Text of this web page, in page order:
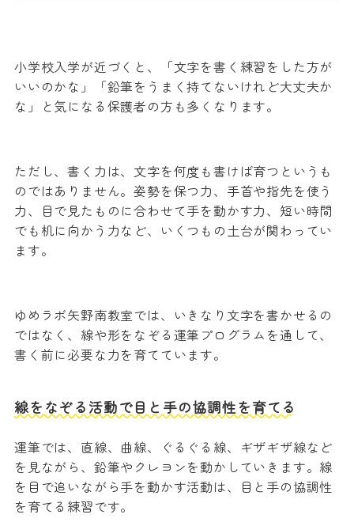
小学校入学が近づくと、「文字を書く練習をした方が
いいのかな」「鉛筆をうまく持てないけれど大丈夫か
な」と気になる保護者の方も多くなります。
ただし、書く力は、文字を何度も書けば育つというも
のではありません。姿勢を保つ力、手首や指先を使う
力、目で見たものに合わせて手を動かす力、短い時間
でも机に向かう力など、いくつもの土台が関わってい
ます。
ゆめラボ矢野南教室では、いきなり文字を書かせるの
ではなく、線や形をなぞる運筆プログラムを通して、
書く前に必要な力を育てています。
線をなぞる活動で目と手の協調性を育てる
運筆では、直線、曲線、ぐるぐる線、ギザギザ線など
を見ながら、鉛筆やクレヨンを動かしていきます。線
を目で追いながら手を動かす活動は、目と手の協調性
を育てる練習です。